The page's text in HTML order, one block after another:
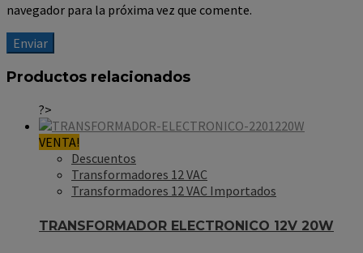
navegador para la próxima vez que comente.
Productos relacionados
?>
VENTA!
Descuentos
Transformadores 12 VAC
Transformadores 12 VAC Importados
TRANSFORMADOR ELECTRONICO 12V 20W